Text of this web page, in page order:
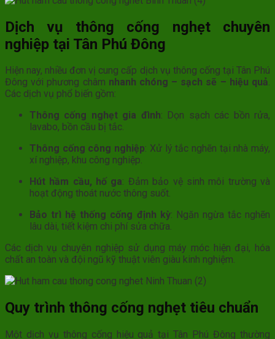
Dịch vụ thông cống nghẹt chuyên
nghiệp tại Tân Phú Đông
Hiện nay, nhiều đơn vị cung cấp dịch vụ thông cống tại Tân Phú
Đông với phương châm nhanh chóng – sạch sẽ – hiệu quả.
Các dịch vụ phổ biến gồm:
Thông cống nghẹt gia đình: Dọn sạch các bồn rửa,
lavabo, bồn cầu bị tắc.
Thông cống công nghiệp: Xử lý tắc nghẽn tại nhà máy,
xí nghiệp, khu công nghiệp.
Hút hầm cầu, hố ga: Đảm bảo vệ sinh môi trường và
hoạt động thoát nước thông suốt.
Bảo trì hệ thống cống định kỳ: Ngăn ngừa tắc nghẽn
lâu dài, tiết kiệm chi phí sửa chữa.
Các dịch vụ chuyên nghiệp sử dụng máy móc hiện đại, hóa
chất an toàn và đội ngũ kỹ thuật viên giàu kinh nghiệm.
Quy trình thông cống nghẹt tiêu chuẩn
Một dịch vụ thông cống hiệu quả tại Tân Phú Đông thường